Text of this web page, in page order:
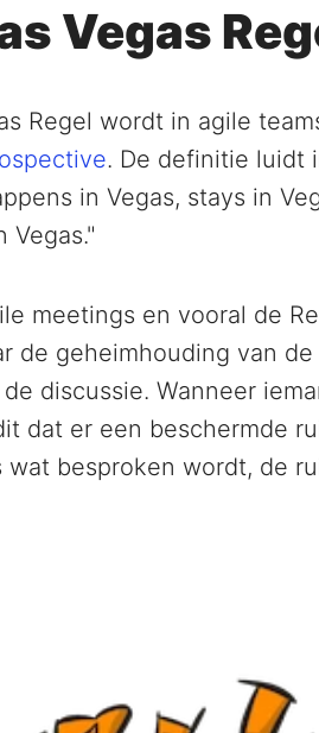
Vegas
Regel wordt in agile
. De definitie luidt
in Vegas, stays in
Vegas."
meetings en vooral de
de geheimhouding van
discussie. Wanneer
dat er een beschermde
wat besproken wordt, de